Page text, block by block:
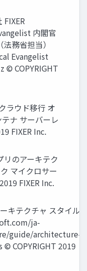
FIXER
内閣官
務省担当）
Evangelist
© COPYRIGHT
ラウド移⾏ オ
ナ サーバーレ
FIXER Inc.
リのアーキテク
マイクロサー
FIXER Inc.
キテクチャ スタイル
ja-
guide/architecture-
COPYRIGHT 2019